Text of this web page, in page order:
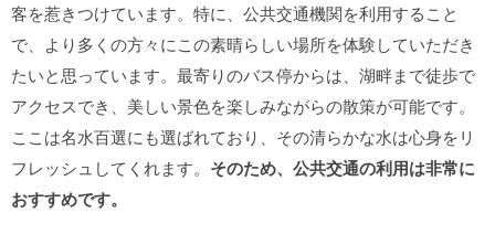
客を惹きつけています。特に、公共交通機関を利用すること
で、より多くの方々にこの素晴らしい場所を体験していただき
たいと思っています。最寄りのバス停からは、湖畔まで徒歩で
アクセスでき、美しい景色を楽しみながらの散策が可能です。
ここは名水百選にも選ばれており、その清らかな水は心身をリ
フレッシュしてくれます。 そのため、公共交通の利用は非常に
おすすめです。